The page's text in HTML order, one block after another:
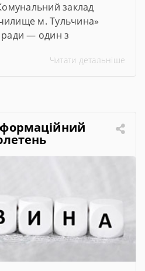
заклад
м. Тульчина»
ради — один з
освіти і науки
опановувати сучасні
та спеціальності. Завдяки
Читати детальніше